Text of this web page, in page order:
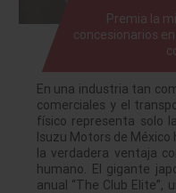
Premia la
concesionarios
En una industria tan
comerciales y el
físico representa solo
Isuzu Motors de
la verdadera ventaja
humano. El gigante
anual “The Club Elite”,